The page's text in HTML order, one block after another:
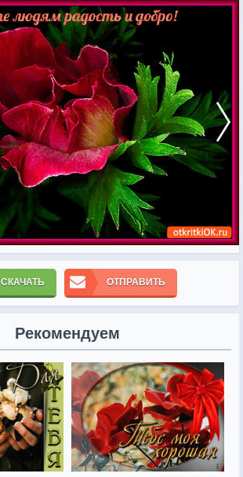
СКАЧАТЬ ОТПРАВИТЬ
Рекомендуем